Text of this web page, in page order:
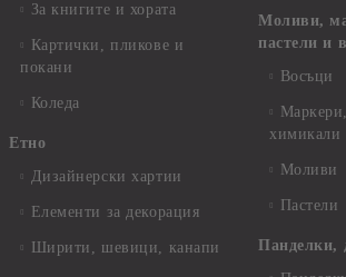
За книгите и хората
Картички, пликове и
покани
Коледа
Етно
Дизайнерски хартии
Елементи за декорация
Ширити, шевици, канапи
Моливи,
пастели и
Восъци
химикали
Моливи
Пастели
Панделки,